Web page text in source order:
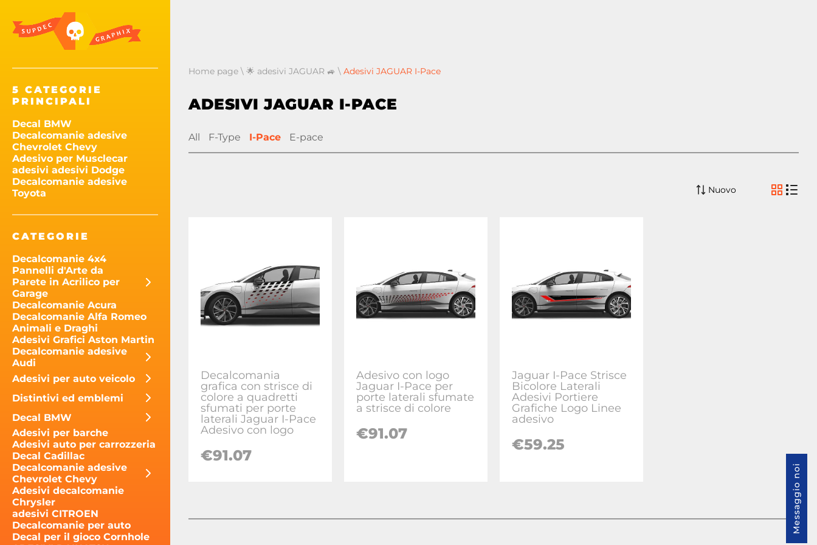
5 CATEGORIE
PRINCIPALI
Decal BMW
Decalcomanie adesive
Chevrolet Chevy
Adesivo per Musclecar
adesivi adesivi Dodge
Decalcomanie adesive
Toyota
CATEGORIE
Decalcomanie 4x4
Pannelli d'Arte da
Parete in Acrilico per
Garage
Decalcomanie Acura
Decalcomanie Alfa Romeo
Animali e Draghi
Adesivi Grafici Aston Martin
Decalcomanie adesive
Audi
Adesivi per auto veicolo
Distintivi ed emblemi
Decal BMW
Adesivi per barche
Adesivi auto per carrozzeria
Decal Cadillac
Decalcomanie adesive
Chevrolet Chevy
Adesivi decalcomanie
Chrysler
adesivi CITROEN
Decalcomanie per auto
Decal per il gioco Cornhole
Home page \ 🌟 adesivi JAGUAR 🚙 \ Adesivi JAGUAR I-Pace
ADESIVI JAGUAR I-PACE
All F-Type I-Pace E-pace
Nuovo
Decalcomania
grafica con strisce di
colore a quadretti
sfumati per porte
laterali Jaguar I-Pace
Adesivo con logo
€91.07
Adesivo con logo
Jaguar I-Pace per
porte laterali sfumate
a strisce di colore
€91.07
Jaguar I-Pace Strisce
Bicolore Laterali
Adesivi Portiere
Grafiche Logo Linee
adesivo
€59.25
Messaggio noi